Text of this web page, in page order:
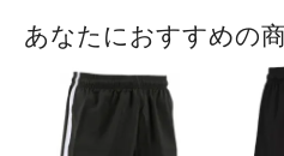
あなたにおすすめの